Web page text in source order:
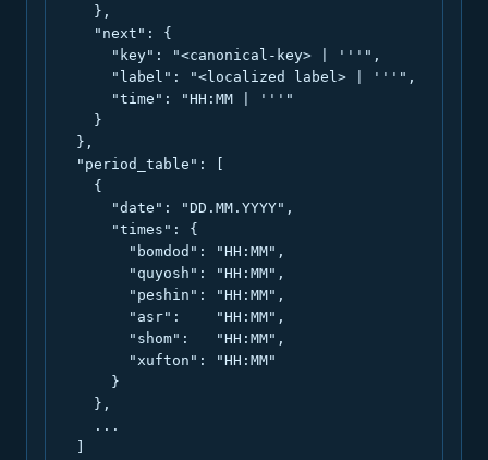
    },
    "next": {
      "key": "<canonical-key> | '''",
      "label": "<localized label> | '''",
      "time": "HH:MM | '''"
    }
  },
  "period_table": [
    {
      "date": "DD.MM.YYYY",
      "times": {
        "bomdod": "HH:MM",
        "quyosh": "HH:MM",
        "peshin": "HH:MM",
        "asr":    "HH:MM",
        "shom":   "HH:MM",
        "xufton": "HH:MM"
      }
    },
    ...